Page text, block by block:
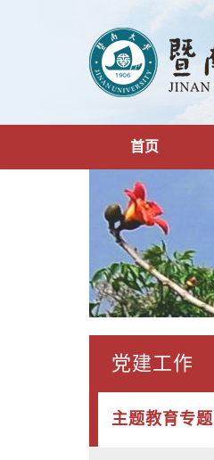
首页
党建工作
主题教育专题